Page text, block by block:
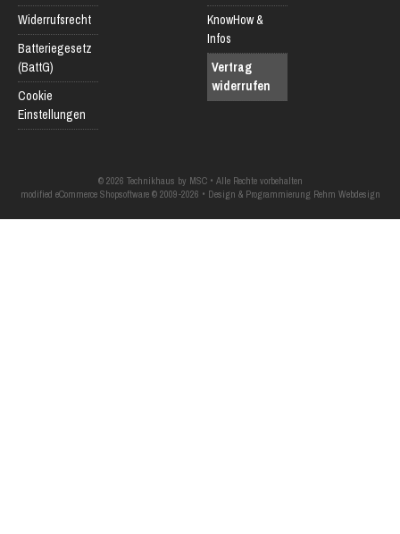
Widerrufsrecht
Batteriegesetz
(BattG)
Cookie
Einstellungen
KnowHow &
Infos
Vertrag
widerrufen
© 2026 Technikhaus by MSC • Alle Rechte vorbehalten
modified eCommerce Shopsoftware © 2009-2026 • Design & Programmierung Rehm Webdesign